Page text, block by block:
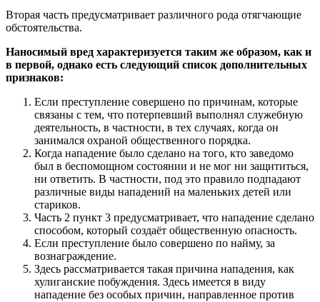
Вторая часть предусматривает различного рода отягчающие
обстоятельства.
Наносимый вред характеризуется таким же образом, как и
в первой, однако есть следующий список дополнительных
признаков:
Если преступление совершено по причинам, которые
связаны с тем, что потерпевший выполнял служебную
деятельность, в частности, в тех случаях, когда он
занимался охраной общественного порядка.
Когда нападение было сделано на того, кто заведомо
был в беспомощном состоянии и не мог ни защититься,
ни ответить. В частности, под это правило подпадают
различные виды нападений на маленьких детей или
стариков.
Часть 2 пункт 3 предусматривает, что нападение сделано
способом, который создаёт общественную опасность.
Если преступление было совершено по найму, за
вознаграждение.
Здесь рассматривается такая причина нападения, как
хулиганские побуждения. Здесь имеется в виду
нападение без особых причин, направленное против